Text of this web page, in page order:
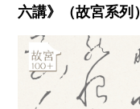
六講》（故宮系列）